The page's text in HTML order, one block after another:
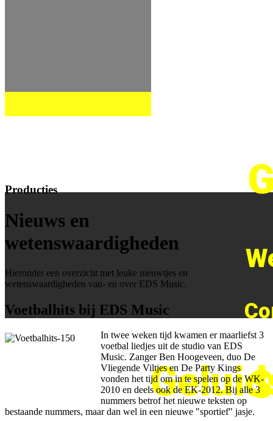
Producties
Nieuws en
wetenswaardigheden
Hieronder een overzicht met leuke nieuwtjes en
wetenswaardigheden van- en over EDS Music.
Voetbalhits bij EDS Music
In twee weken tijd kwamen er maarliefst 3
voetbal liedjes uit de studio van EDS
Music. Zanger Ben Hoogeveen, duo De
Vliegende Viltjes en De Party Kings
vonden het tijd om in te spelen op de WK-
2010 en deels ook de EK-2012. Bij alle 3
nummers betrof het nieuwe teksten op
bestaande nummers, maar dan wel in een nieuwe "sportief" jasje.